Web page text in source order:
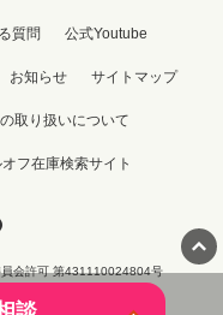
質問 公式Youtube
お知らせ サイトマップ
取り扱いについて
フ在庫検索サイト
会許可 第431110024804号